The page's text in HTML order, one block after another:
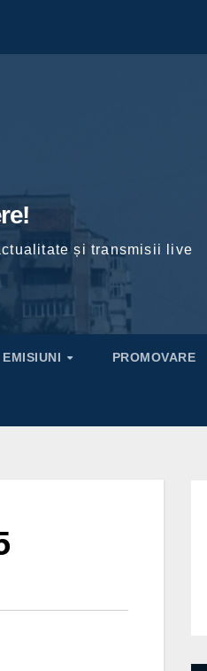
și transmisii live
EMISIUNI PROMOVARE